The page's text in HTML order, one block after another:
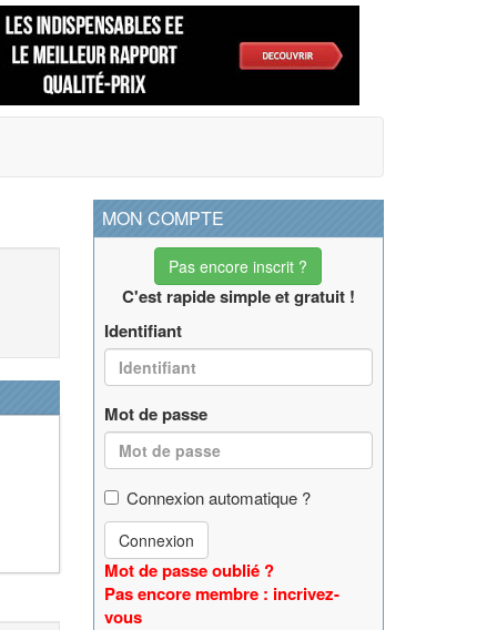
MON COMPTE
Pas encore inscrit ?
C'est rapide simple et gratuit !
Identifiant
Mot de passe
Connexion automatique ?
Connexion
Mot de passe oublié ?
Pas encore membre : incrivez-
vous